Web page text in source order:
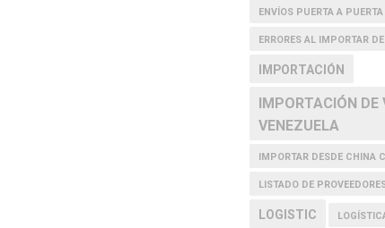
ENVÍOS PUERTA A PUERTA
ERRORES AL IMPORTAR
IMPORTACIÓN
IMPORTACIÓN DE
VENEZUELA
IMPORTAR DESDE CHINA
LISTADO DE
LOGISTIC